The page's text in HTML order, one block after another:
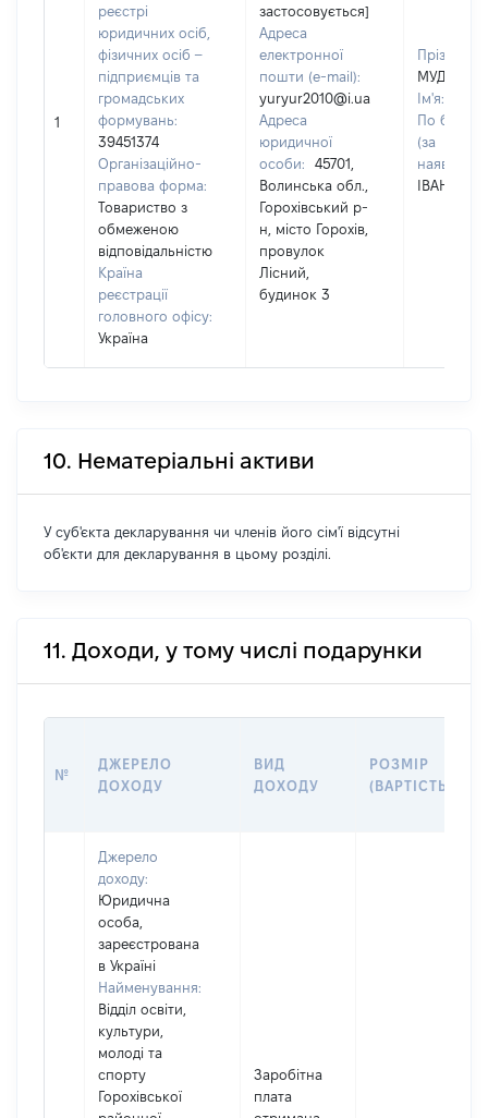
1
реєстрі
юридичних осіб,
фізичних осіб –
підприємців та
громадських
формувань:
39451374
Організаційно-
правова форма:
Товариство з
обмеженою
відповідальністю
Країна
реєстрації
головного офісу:
Україна
застосовується]
Адреса
електронної
пошти (e-mail):
yuryur2010@i.ua
Адреса
юридичної
особи:
45701,
Волинська обл.,
Горохівський р-
н, місто Горохів,
провулок
Лісний,
будинок 3
Прізвище:
МУДРАК
Ім'я:
По
(за
ІВАНОВИЧ
10. Нематеріальні активи
У суб'єкта декларування чи членів його сім'ї відсутні
об'єкти для декларування в цьому розділі.
11. Доходи, у тому числі подарунки
№
ДЖЕРЕЛО
ДОХОДУ
ВИД
ДОХОДУ
РОЗМІР
(ВАРТІСТЬ)
Джерело
доходу:
Юридична
особа,
зареєстрована
в Україні
Найменування:
Відділ освіти,
культури,
молоді та
спорту
Горохівської
Заробітна
плата